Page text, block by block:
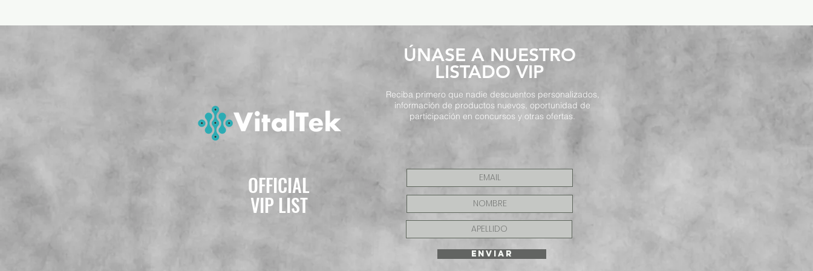
​ÚNASE A NUESTRO
LISTADO VIP
Reciba primero que nadie descuentos personalizados,
información de productos nuevos, oportunidad de
participación en concursos y otras ofertas.
OFFICIAL
VIP LIST
ENVIAR